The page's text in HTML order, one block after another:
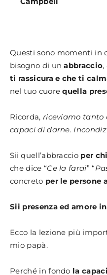
Questi sono momenti in
bisogno di unabbraccio,
ti rassicura e che ti
nel tuo cuore quella
Ricorda, riceviamo tanto
capaci di darne.
Sii quell’abbraccio per
che dice “Ce la farai” “
concreto per le persone
Sii presenza ed amore
Ecco la lezione più
mio papà.
Perché in fondo la